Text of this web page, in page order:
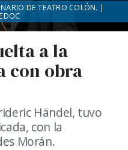
a la
con obra
Händel, tuvo
con la
Morán.
DE TEATRO COLÓN. |